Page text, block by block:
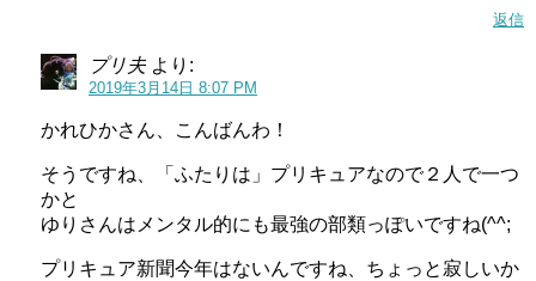
返信
プリ夫 より:
2019年3月14日 8:07 PM
かれひかさん、こんばんわ！
そうですね、「ふたりは」プリキュアなので２人で一つ
かと
ゆりさんはメンタル的にも最強の部類っぽいですね(^^;
プリキュア新聞今年はないんですね、ちょっと寂しいか